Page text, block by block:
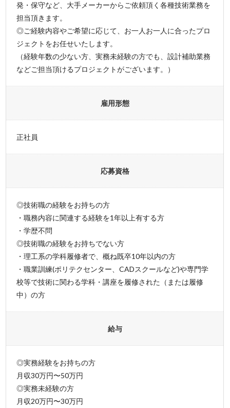
発・保守など、大手メーカーからご依頼頂く各種技術業務を
担当頂きます。
◎ご経験内容やご希望に応じて、お一人お一人に合ったプロ
ジェクトをお任せいたします。
（経験年数の少ない方、実務未経験の方でも、設計補助業務
などご担当頂けるプロジェクトがございます。）
雇用形態
正社員
応募資格
◎技術職の経験をお持ちの方
・職務内容に関連する経験を1年以上有する方
・学歴不問
◎技術職の経験をお持ちでない方
・理工系の学科履修者で、概ね既卒10年以内の方
・職業訓練(ポリテクセンター、CADスクールなど)や専門学
校等で技術に関わる学科・講座を履修された（または履修
中）の方
給与
◎実務経験をお持ちの方
月収30万円〜50万円
◎実務未経験の方
月収20万円〜30万円